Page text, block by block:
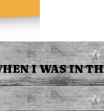
I WAS IN